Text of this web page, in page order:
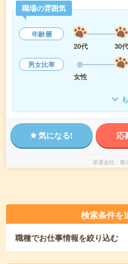
職場の雰囲気
年齢層
20代
30代
男女比率
女性
気になる! 応
派遣会社 株
検索条件を
職種でお仕事情報を絞り込む